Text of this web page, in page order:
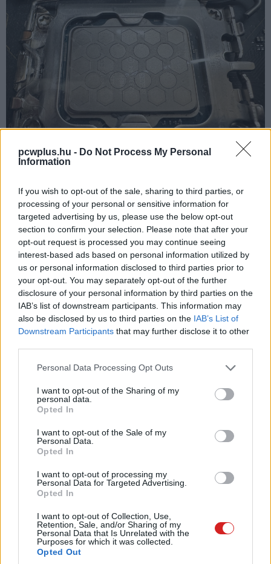
pcwplus.hu - Do Not Process My Personal
Information
If you wish to opt-out of the sale, sharing to third parties, or
processing of your personal or sensitive information for
targeted advertising by us, please use the below opt-out
section to confirm your selection. Please note that after your
opt-out request is processed you may continue seeing
interest-based ads based on personal information utilized by
us or personal information disclosed to third parties prior to
your opt-out. You may separately opt-out of the further
disclosure of your personal information by third parties on the
IAB’s list of downstream participants. This information may
also be disclosed by us to third parties on the IAB’s List of
Downstream Participants that may further disclose it to other
Please note that this website/app uses one or more Google
not limited to your visit or usage behaviour. You may click to
grant or deny consent to Google and its third-party tags to
use your data for below specified purposes in below Google
consent section.
Personal Data Processing Opt Outs
I want to opt-out of the Sharing of my
personal data.
Opted In
I want to opt-out of the Sale of my
Personal Data.
Opted In
I want to opt-out of processing my
Personal Data for Targeted Advertising.
Opted In
I want to opt-out of Collection, Use,
Retention, Sale, and/or Sharing of my
Personal Data that Is Unrelated with the
Purposes for which it was collected.
Opted Out
A tesztek alapján néhány fokkal javulhat is hőelvezetés,
van. Az X-Apply még nem került kereskedelmi
forgalomba, de ha megérkezik, akkor inteles és AMD-s
változatban is kapható lesz.
Te mit gondolsz róla?
Pulzusméréssel segíti a biztonságos mozgást az új
balatoni kardioösvény (X)
4 és egy 8 km-es egészségügyi tanösvény nyílt
Balatonalmádiban.
#hőpaszta
Forradalmi technológiával
előzheti az Apple Watchot a
Samsung új okosórája